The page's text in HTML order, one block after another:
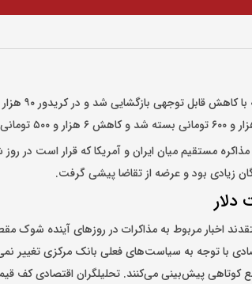
توجهی بازگشایی شد و در کریدور ۹۰ هزار تومانی قرار گرفت.
زیادی بود و عرضه از تقاضا پیشی گرفت.
اخبار مربوط به مذاکرات در روزهای آینده شوک
با توجه به سیاست‌های فعلی بانک مرکزی تغییر
پیش‌بینی می‌کنند. تحلیلگران اقتصادی کف قیمت دلار را کریدور ۸۰